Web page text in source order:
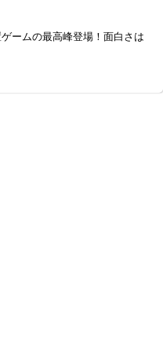
ゲームの最高峰登場！面白さは